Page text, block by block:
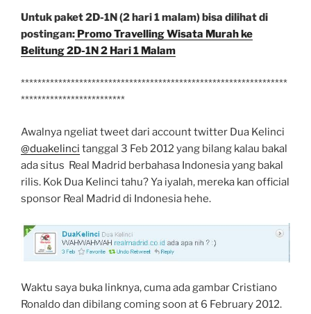
Untuk paket 2D-1N (2 hari 1 malam) bisa dilihat di
postingan: Promo Travelling Wisata Murah ke
Belitung 2D-1N 2 Hari 1 Malam
****************************************************************
*************************
Awalnya ngeliat tweet dari account twitter Dua Kelinci
@duakelinci tanggal 3 Feb 2012 yang bilang kalau bakal
ada situs Real Madrid berbahasa Indonesia yang bakal
rilis. Kok Dua Kelinci tahu? Ya iyalah, mereka kan official
sponsor Real Madrid di Indonesia hehe.
Waktu saya buka linknya, cuma ada gambar Cristiano
Ronaldo dan dibilang coming soon at 6 February 2012.